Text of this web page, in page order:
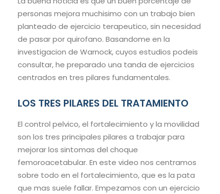
personas mejora muchisimo con un trabajo bien
planteado de ejercicio terapeutico, sin necesidad
de pasar por quirofano. Basandome en la
investigacion de Warnock, cuyos estudios podeis
consultar, he preparado una tanda de ejercicios
centrados en tres pilares fundamentales.
LOS TRES PILARES DEL TRATAMIENTO
El control pelvico, el fortalecimiento y la movilidad
son los tres principales pilares a trabajar para
mejorar los sintomas del choque
femoroacetabular. En este video nos centramos
sobre todo en el fortalecimiento, que es la pata
que mas suele fallar. Empezamos con un ejercicio